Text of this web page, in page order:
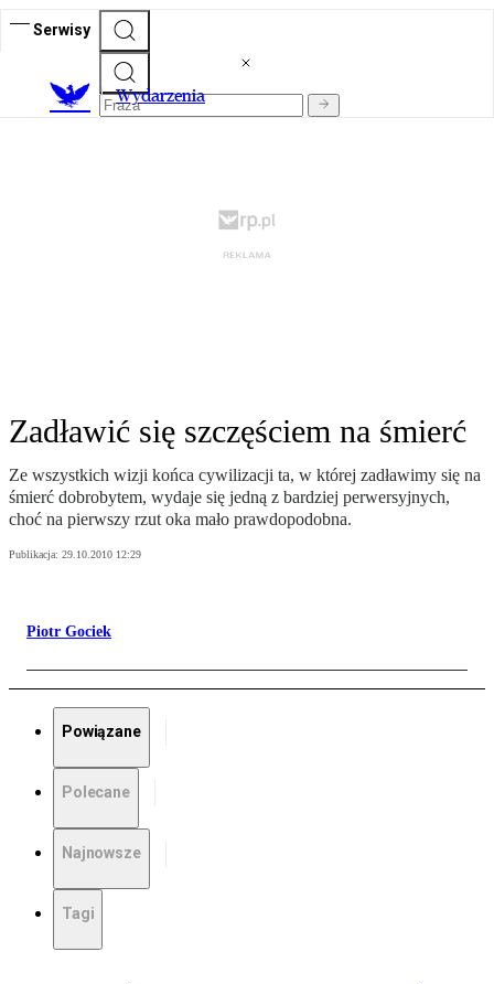
Serwisy
Wydarzenia
Zadławić się szczęściem na śmierć
Ze wszystkich wizji końca cywilizacji ta, w której zadławimy się na
śmierć dobrobytem, wydaje się jedną z bardziej perwersyjnych,
choć na pierwszy rzut oka mało prawdopodobna.
Publikacja: 29.10.2010 12:29
Piotr Gociek
Powiązane
Polecane
Najnowsze
Tagi